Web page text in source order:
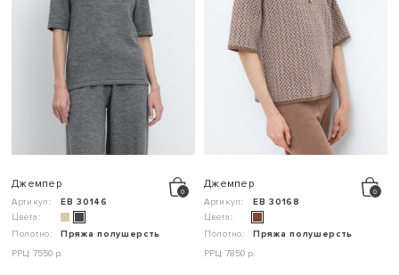
Джемпер
Артикул:
ЕВ 30146
Цвета:
Полотно:
Пряжа полушерсть
РРЦ: 7550 р.
Джемпер
Артикул:
ЕВ 30168
Цвета:
Полотно:
Пряжа полушерсть
РРЦ: 7850 р.